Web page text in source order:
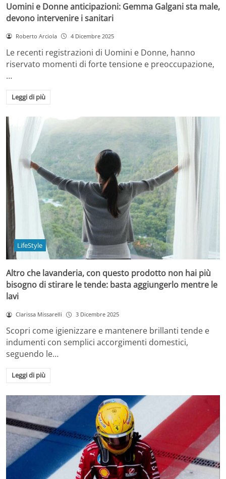
Uomini e Donne anticipazioni: Gemma Galgani sta male,
devono intervenire i sanitari
Roberto Arciola 4 Dicembre 2025
Le recenti registrazioni di Uomini e Donne, hanno
riservato momenti di forte tensione e preoccupazione,
…
Leggi di più
LifeStyle
Altro che lavanderia, con questo prodotto non hai più
bisogno di stirare le tende: basta aggiungerlo mentre le
lavi
Clarissa Missarelli 3 Dicembre 2025
Scopri come igienizzare e mantenere brillanti tende e
indumenti con semplici accorgimenti domestici,
seguendo le…
Leggi di più